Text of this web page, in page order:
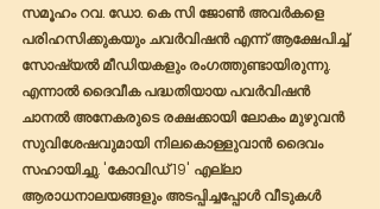
സമൂഹം റവ. ഡോ. കെ സി ജോൺ അവർകളെ
പരിഹസിക്കുകയും ചവർവിഷൻ എന്ന് ആക്ഷേപിച്ച്
സോഷ്യൽ മീഡിയകളും രംഗത്തുണ്ടായിരുന്നു.
എന്നാൽ ദൈവീക പദ്ധതിയായ പവർവിഷൻ
ചാനൽ അനേകരുടെ രക്ഷക്കായി ലോകം മുഴുവൻ
സുവിശേഷവുമായി നിലകൊള്ളുവാൻ ദൈവം
സഹായിച്ചു. 'കോവിഡ് 19' എല്ലാ
ആരാധനാലയങ്ങളും അടപ്പിച്ചപ്പോൾ വീടുകൾ